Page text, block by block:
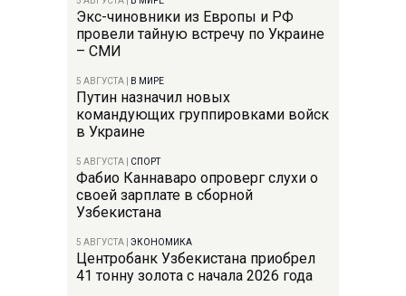
Экс-чиновники из Европы и РФ
провели тайную встречу по Украине
– СМИ
5 АВГУСТА В МИРЕ
Путин назначил новых
командующих группировками войск
в Украине
5 АВГУСТА СПОРТ
Фабио Каннаваро опроверг слухи о
своей зарплате в сборной
Узбекистана
5 АВГУСТА ЭКОНОМИКА
Центробанк Узбекистана приобрел
41 тонну золота с начала 2026 года